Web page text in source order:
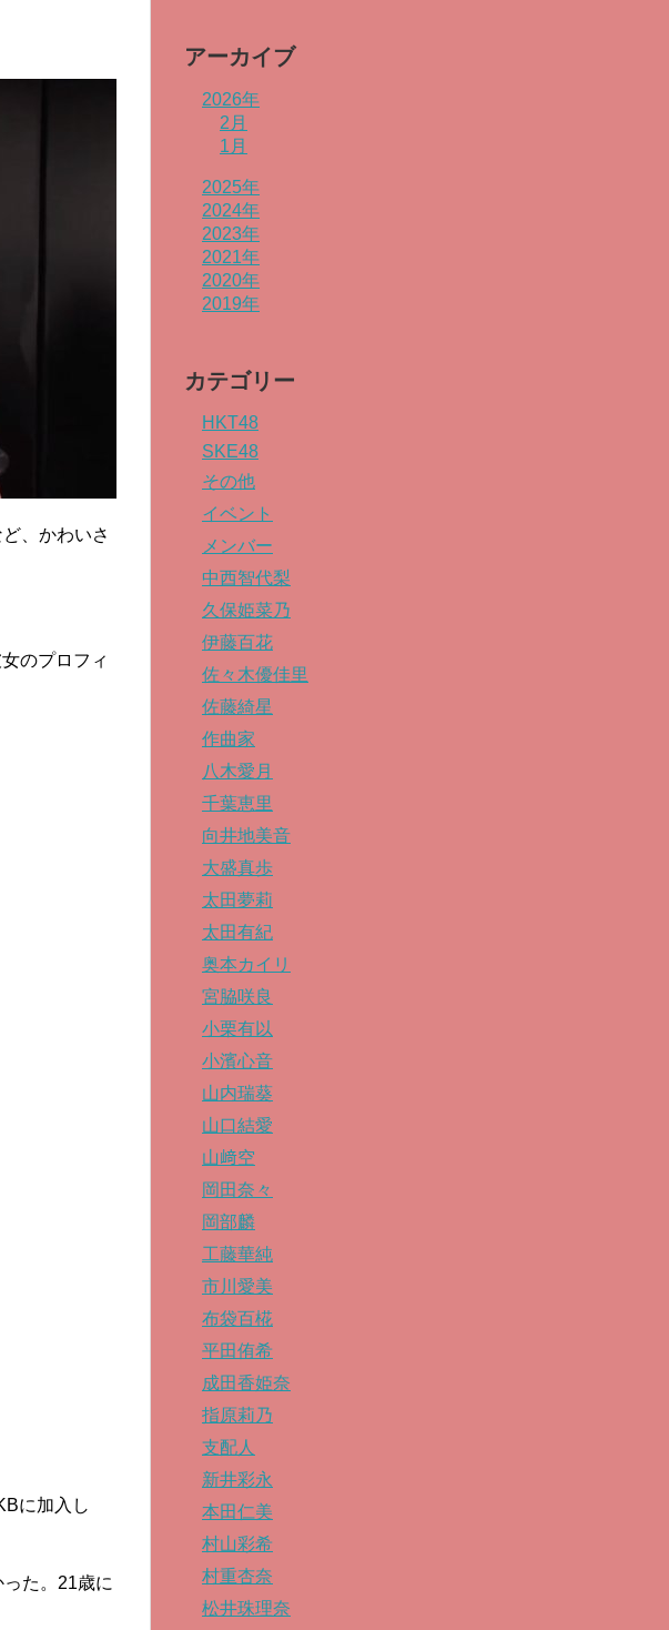
、かわいさ
のプロフィ
に加入し
た。21歳に
アーカイブ
2026年
2月
1月
2025年
2024年
2023年
2021年
2020年
2019年
カテゴリー
HKT48
SKE48
その他
イベント
メンバー
中西智代梨
久保姫菜乃
伊藤百花
佐々木優佳里
佐藤綺星
作曲家
八木愛月
千葉恵里
向井地美音
大盛真歩
太田夢莉
太田有紀
奥本カイリ
宮脇咲良
小栗有以
小濱心音
山内瑞葵
山口結愛
山﨑空
岡田奈々
岡部麟
工藤華純
市川愛美
布袋百椛
平田侑希
成田香姫奈
指原莉乃
支配人
新井彩永
本田仁美
村山彩希
村重杏奈
松井珠理奈